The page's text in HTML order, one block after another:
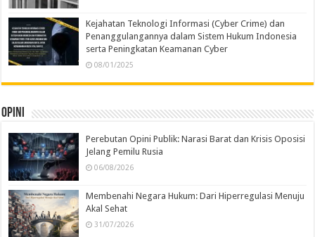
Kejahatan Teknologi Informasi (Cyber Crime) dan
Penanggulangannya dalam Sistem Hukum Indonesia
serta Peningkatan Keamanan Cyber
08/01/2025
Opini
Perebutan Opini Publik: Narasi Barat dan Krisis Oposisi
Jelang Pemilu Rusia
06/08/2026
Membenahi Negara Hukum: Dari Hiperregulasi Menuju
Akal Sehat
31/07/2026